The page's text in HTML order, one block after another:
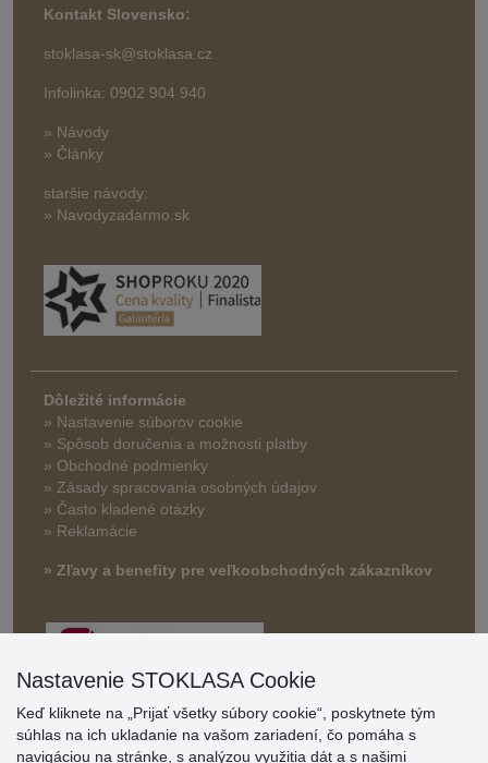
Kontakt Slovensko:
stoklasa-sk@stoklasa.cz
Infolinka: 0902 904 940
» Návody
» Články
staršie návody:
» Navodyzadarmo.sk
Dôležité informácie
» Nastavenie súborov cookie
» Spôsob doručenia a možnosti platby
» Obchodné podmienky
» Zásady spracovania osobných údajov
» Často kladené otázky
» Reklamácie
» Zľavy a benefity pre veľkoobchodných zákazníkov
Nastavenie STOKLASA Cookie
Keď kliknete na „Prijať všetky súbory cookie“, poskytnete tým
súhlas na ich ukladanie na vašom zariadení, čo pomáha s
navigáciou na stránke, s analýzou využitia dát a s našimi